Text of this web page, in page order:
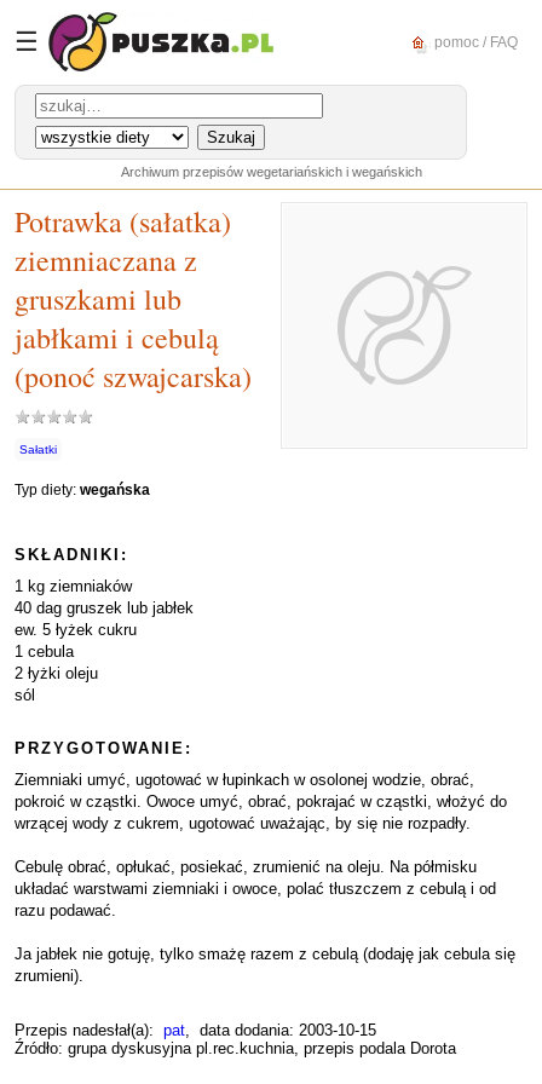
☰ pomoc / FAQ
Archiwum przepisów wegetariańskich i wegańskich
Potrawka (sałatka)
ziemniaczana z
gruszkami lub
jabłkami i cebulą
(ponoć szwajcarska)
Sałatki
Typ diety: wegańska
SKŁADNIKI:
1 kg ziemniaków
40 dag gruszek lub jabłek
ew. 5 łyżek cukru
1 cebula
2 łyżki oleju
sól
PRZYGOTOWANIE:
Ziemniaki umyć, ugotować w łupinkach w osolonej wodzie, obrać,
pokroić w cząstki. Owoce umyć, obrać, pokrajać w cząstki, włożyć do
wrzącej wody z cukrem, ugotować uważając, by się nie rozpadły.
Cebulę obrać, opłukać, posiekać, zrumienić na oleju. Na półmisku
układać warstwami ziemniaki i owoce, polać tłuszczem z cebulą i od
razu podawać.
Ja jabłek nie gotuję, tylko smażę razem z cebulą (dodaję jak cebula się
zrumieni).
Przepis nadesłał(a): pat, data dodania: 2003-10-15
Źródło: grupa dyskusyjna pl.rec.kuchnia, przepis podala Dorota